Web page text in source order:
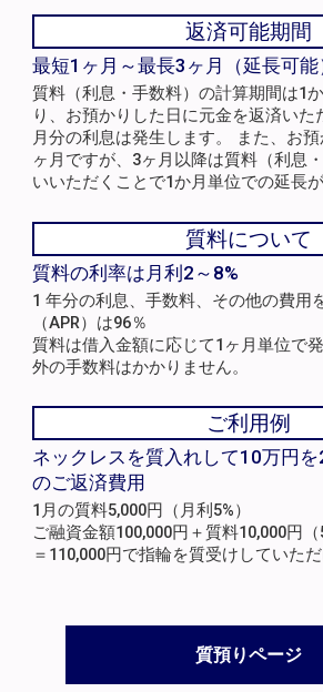
返済可能期間
最短1ヶ月～最長3ヶ月（延長可能
質料（利息・手数料）の計算期間は1
り、お預かりした日に元金を返済いた
月分の利息は発生します。 また、お
ヶ月ですが、3ヶ月以降は質料（利息
いいただくことで1か月単位での延長が
質料について
質料の利率は月利2～8%
1 年分の利息、手数料、その他の費用
（APR）は96％
質料は借入金額に応じて1ヶ月単位で
外の手数料はかかりません。
ご利用例
ネックレスを質入れして10万円
のご返済費用
1月の質料5,000円（月利5%）
ご融資金額100,000円＋質料10,000円（
＝110,000円で指輪を質受けしていただ
質預りページ